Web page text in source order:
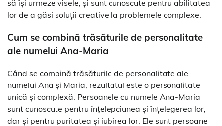
să își urmeze visele, și sunt cunoscute pentru abilitatea
lor de a găsi soluții creative la problemele complexe.
Cum se combină trăsăturile de personalitate
ale numelui Ana-Maria
Când se combină trăsăturile de personalitate ale
numelui Ana și Maria, rezultatul este o personalitate
unică și complexă. Persoanele cu numele Ana-Maria
sunt cunoscute pentru înțelepciunea și înțelegerea lor,
dar și pentru puritatea și iubirea lor. Ele sunt persoane